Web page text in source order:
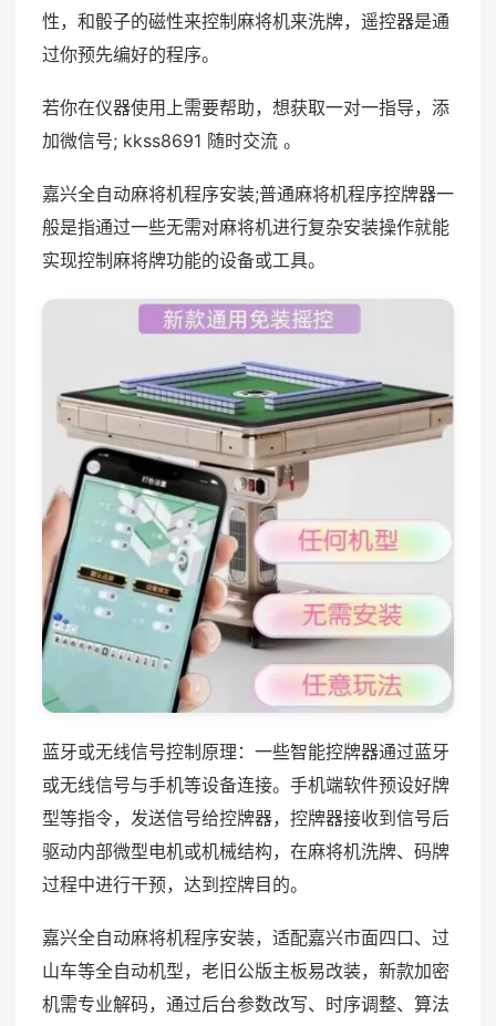
性，和骰子的磁性来控制麻将机来洗牌，遥控器是通
过你预先编好的程序。
若你在仪器使用上需要帮助，想获取一对一指导，添
加微信号; kkss8691 随时交流 。
嘉兴全自动麻将机程序安装;普通麻将机程序控牌器一
般是指通过一些无需对麻将机进行复杂安装操作就能
实现控制麻将牌功能的设备或工具。
蓝牙或无线信号控制原理：一些智能控牌器通过蓝牙
或无线信号与手机等设备连接。手机端软件预设好牌
型等指令，发送信号给控牌器，控牌器接收到信号后
驱动内部微型电机或机械结构，在麻将机洗牌、码牌
过程中进行干预，达到控牌目的。
嘉兴全自动麻将机程序安装，适配嘉兴市面四口、过
山车等全自动机型，老旧公版主板易改装，新款加密
机需专业解码，通过后台参数改写、时序调整、算法